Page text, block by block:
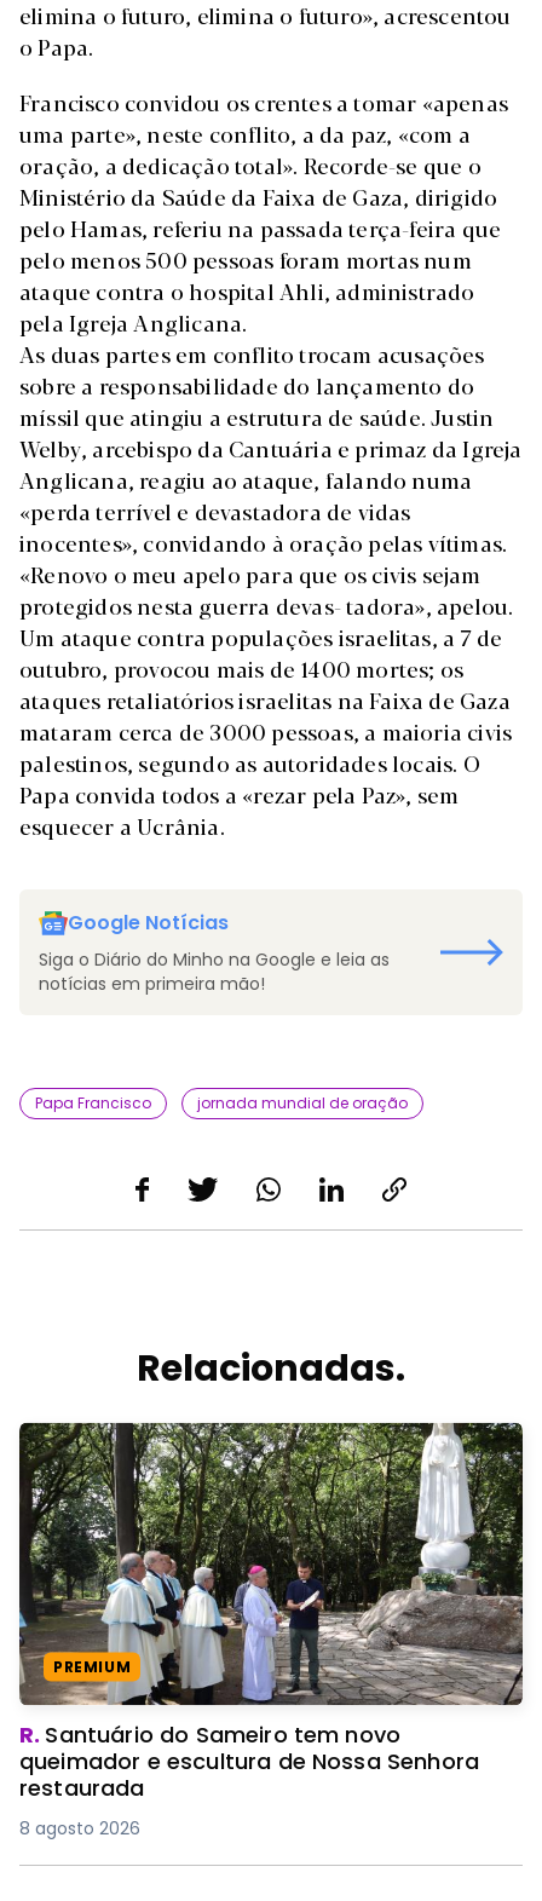
elimina o futuro, elimina o futuro», acrescentou
o Papa.
Francisco convidou os crentes a tomar «apenas
uma parte», neste conflito, a da paz, «com a
oração, a dedicação total». Recorde-se que o
Ministério da Saúde da Faixa de Gaza, dirigido
pelo Hamas, referiu na passada terça-feira que
pelo menos 500 pessoas foram mortas num
ataque contra o hospital Ahli, administrado
pela Igreja Anglicana.
As duas partes em conflito trocam acusações
sobre a responsabilidade do lançamento do
míssil que atingiu a estrutura de saúde. Justin
Welby, arcebispo da Cantuária e primaz da Igreja
Anglicana, reagiu ao ataque, falando numa
«perda terrível e devastadora de vidas
inocentes», convidando à oração pelas vítimas.
«Renovo o meu apelo para que os civis sejam
protegidos nesta guerra devas- tadora», apelou.
Um ataque contra populações israelitas, a 7 de
outubro, provocou mais de 1400 mortes; os
ataques retaliatórios israelitas na Faixa de Gaza
mataram cerca de 3000 pessoas, a maioria civis
palestinos, segundo as autoridades locais. O
Papa convida todos a «rezar pela Paz», sem
esquecer a Ucrânia.
Google Notícias
Siga o Diário do Minho na Google e leia as
notícias em primeira mão!
Papa Francisco jornada mundial de oração
Relacionadas.
PREMIUM
R. Santuário do Sameiro tem novo
queimador e escultura de Nossa Senhora
restaurada
8 agosto 2026